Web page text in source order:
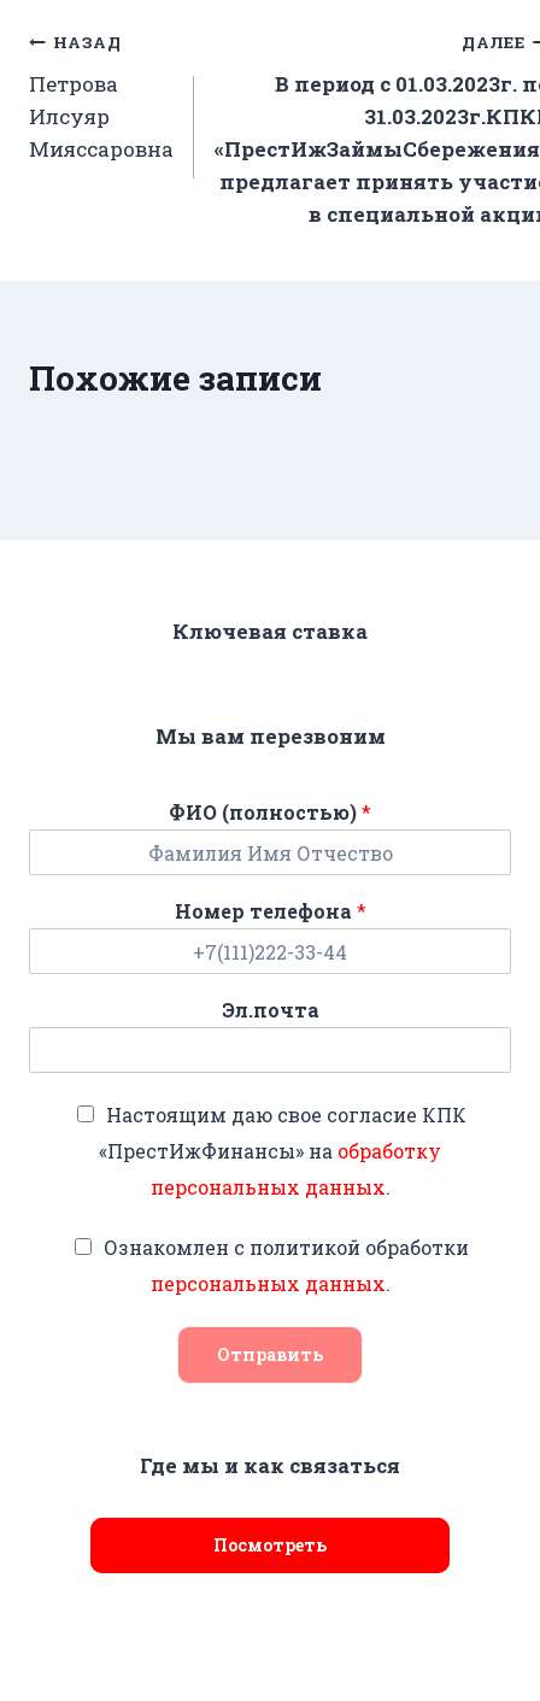
Навигация
по
записям
НАЗАД
Петрова
Илсуяр
Мияссаровна
ДАЛЕЕ
В период с 01.03.2023г.
31.03.2023г.
предлагает принять
в специальной
Похожие записи
Ключевая ставка
Мы вам перезвоним
ФИО (полностью)*
Номер телефона *
Эл.почта
Настоящим даю свое согласие КПК
«ПрестИжФинансы» на обработку
персональных данных.
Ознакомлен с политикой обработки
персональных данных.
Отправить
Где мы и как связаться
Посмотреть